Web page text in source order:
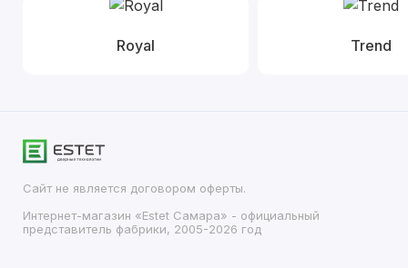
Royal Trend
Сайт не является договором оферты.
Интернет-магазин «Estet Самара» - официальный
представитель фабрики, 2005-2026 год